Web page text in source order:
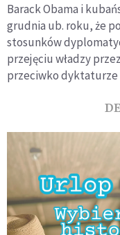
Barack Obama i
grudnia ub. roku, że
stosunków
przejęciu władzy
przeciwko dyktaturze